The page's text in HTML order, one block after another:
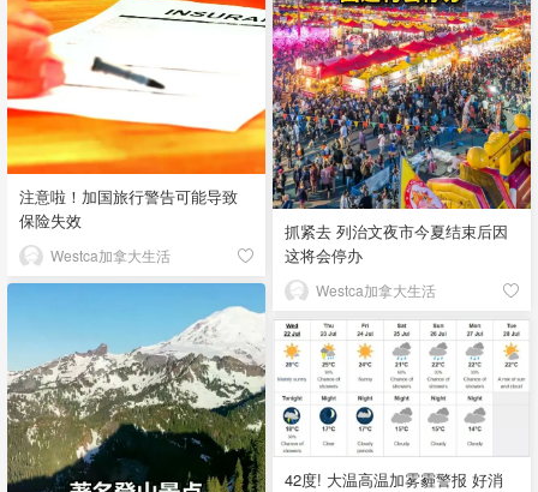
注意啦！加国旅行警告可能导致
保险失效
Westca加拿大生活
抓紧去 列治文夜市今夏结束后因
这将会停办
Westca加拿大生活
42度! 大温高温加雾霾警报 好消